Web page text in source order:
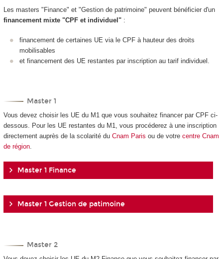
Les masters "Finance" et "Gestion de patrimoine" peuvent bénéficier d'un
financement mixte "CPF et individuel":
financement de certaines UE via le CPF à hauteur des droits
mobilisables
et financement des UE restantes par inscription au tarif individuel.
Master 1
Vous devez choisir les UE du M1 que vous souhaitez financer par CPF ci-
dessous. Pour les UE restantes du M1, vous procéderez à une inscription
directement auprès de la scolarité du Cnam Paris ou de votre centre Cnam
de région.
Master 1 Finance
Master 1 Gestion de patimoine
Master 2